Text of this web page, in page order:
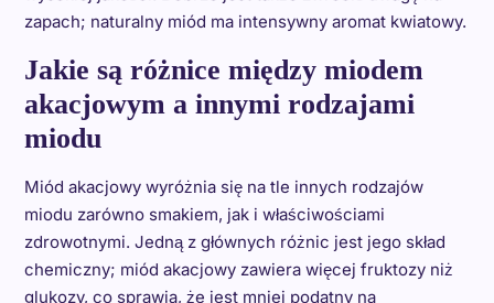
zapach; naturalny miód ma intensywny aromat kwiatowy.
Jakie są różnice między miodem
akacjowym a innymi rodzajami
miodu
Miód akacjowy wyróżnia się na tle innych rodzajów
miodu zarówno smakiem, jak i właściwościami
zdrowotnymi. Jedną z głównych różnic jest jego skład
chemiczny; miód akacjowy zawiera więcej fruktozy niż
glukozy, co sprawia, że jest mniej podatny na